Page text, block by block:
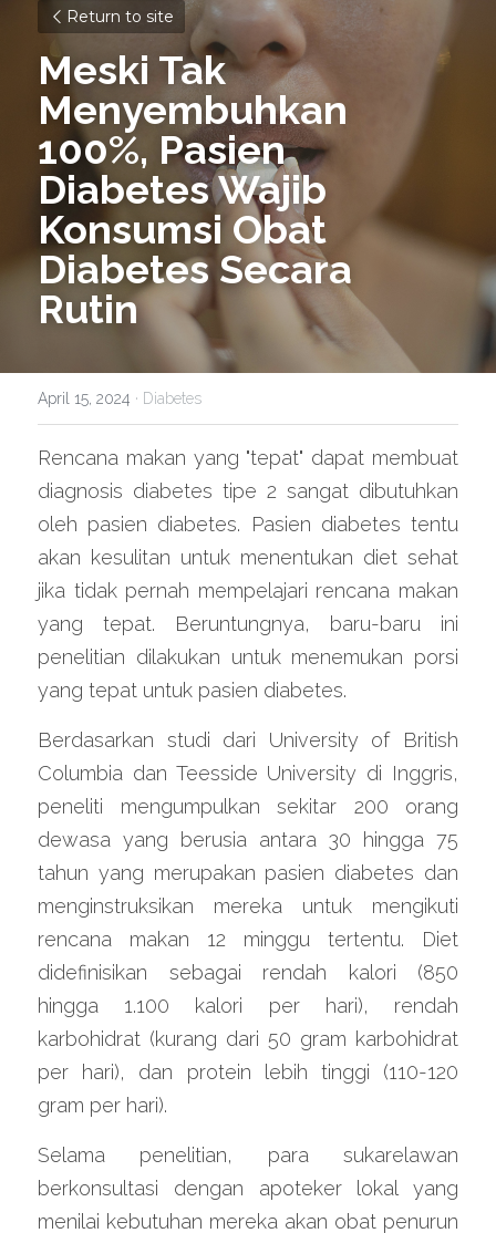
Return to site
Meski Tak
Menyembuhkan
100%, Pasien
Diabetes Wajib
Konsumsi Obat
Diabetes Secara
Rutin
April 15, 2024 · Diabetes
Rencana makan yang "tepat" dapat membuat
diagnosis diabetes tipe 2 sangat dibutuhkan
oleh pasien diabetes. Pasien diabetes tentu
akan kesulitan untuk menentukan diet sehat
jika tidak pernah mempelajari rencana makan
yang tepat. Beruntungnya, baru-baru ini
penelitian dilakukan untuk menemukan porsi
yang tepat untuk pasien diabetes.
Berdasarkan studi dari University of British
Columbia dan Teesside University di Inggris,
peneliti mengumpulkan sekitar 200 orang
dewasa yang berusia antara 30 hingga 75
tahun yang merupakan pasien diabetes dan
menginstruksikan mereka untuk mengikuti
rencana makan 12 minggu tertentu. Diet
didefinisikan sebagai rendah kalori (850
hingga 1.100 kalori per hari), rendah
karbohidrat (kurang dari 50 gram karbohidrat
per hari), dan protein lebih tinggi (110-120
gram per hari).
Selama penelitian, para sukarelawan
berkonsultasi dengan apoteker lokal yang
menilai kebutuhan mereka akan obat penurun